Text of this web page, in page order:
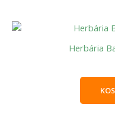
Herbária